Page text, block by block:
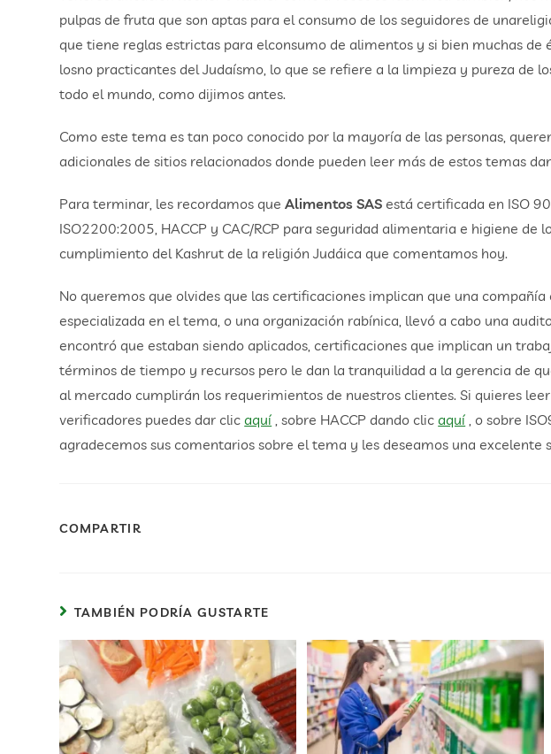
pulpas de fruta que son aptas para el consumo de los seguidores de
que tiene reglas estrictas para elconsumo de alimentos y si bien muchas de
losno practicantes del Judaísmo, lo que se refiere a la limpieza y pureza de
todo el mundo, como dijimos antes.
Como este tema es tan poco conocido por la mayoría de las personas,
adicionales de sitios relacionados donde pueden leer más de estos temas
Para terminar, les recordamos queAlimentos SAS está certificada en ISO
ISO2200:2005, HACCP y CAC/RCP para seguridad alimentaria e higiene de
cumplimiento del Kashrut de la religión Judáica que comentamos hoy.
No queremos que olvides que las certificaciones implican que una
especializada en el tema, o una organización rabínica, llevó a cabo una
encontró que estaban siendo aplicados, certificaciones que implican un
términos de tiempo y recursos pero le dan la tranquilidad a la gerencia de
al mercado cumplirán los requerimientos de nuestros clientes. Si quieres
verificadores puedes dar clicaquí , sobre HACCP dando clicaquí , o sobre
agradecemos sus comentarios sobre el tema y les deseamos una excelente
COMPARTIR
TAMBIÉN PODRÍA GUSTARTE